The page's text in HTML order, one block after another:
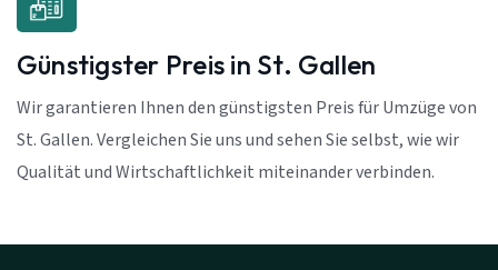
Günstigster Preis in St. Gallen
Wir garantieren Ihnen den günstigsten Preis für Umzüge von
St. Gallen. Vergleichen Sie uns und sehen Sie selbst, wie wir
Qualität und Wirtschaftlichkeit miteinander verbinden.